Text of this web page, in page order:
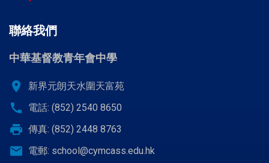
聯絡我們
中華基督教青年會中學
location_on 新界元朗天水圍天富苑
call 電話: (852) 2540 8650
print 傳真: (852) 2448 8763
email 電郵: school@cymcass.edu.hk